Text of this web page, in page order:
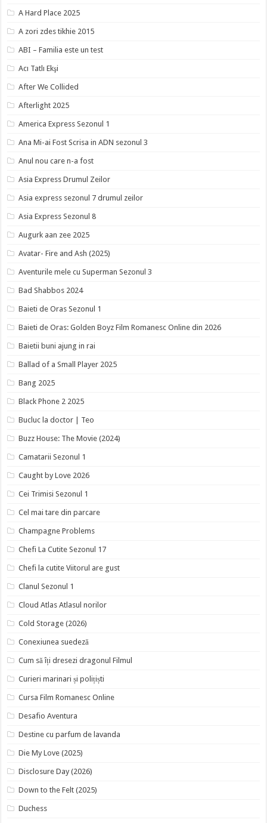
A Hard Place 2025
A zori zdes tikhie 2015
ABI – Familia este un test
Acı Tatlı Ekşi
After We Collided
Afterlight 2025
America Express Sezonul 1
Ana Mi-ai Fost Scrisa in ADN sezonul 3
Anul nou care n-a fost
Asia Express Drumul Zeilor
Asia express sezonul 7 drumul zeilor
Asia Express Sezonul 8
Augurk aan zee 2025
Avatar- Fire and Ash (2025)
Aventurile mele cu Superman Sezonul 3
Bad Shabbos 2024
Baieti de Oras Sezonul 1
Baieti de Oras: Golden Boyz Film Romanesc Online din 2026
Baietii buni ajung in rai
Ballad of a Small Player 2025
Bang 2025
Black Phone 2 2025
Bucluc la doctor | Teo
Buzz House: The Movie (2024)
Camatarii Sezonul 1
Caught by Love 2026
Cei Trimisi Sezonul 1
Cel mai tare din parcare
Champagne Problems
Chefi La Cutite Sezonul 17
Chefi la cutite Viitorul are gust
Clanul Sezonul 1
Cloud Atlas Atlasul norilor
Cold Storage (2026)
Conexiunea suedeză
Cum să îți dresezi dragonul Filmul
Curieri marinari și polițiști
Cursa Film Romanesc Online
Desafio Aventura
Destine cu parfum de lavanda
Die My Love (2025)
Disclosure Day (2026)
Down to the Felt (2025)
Duchess